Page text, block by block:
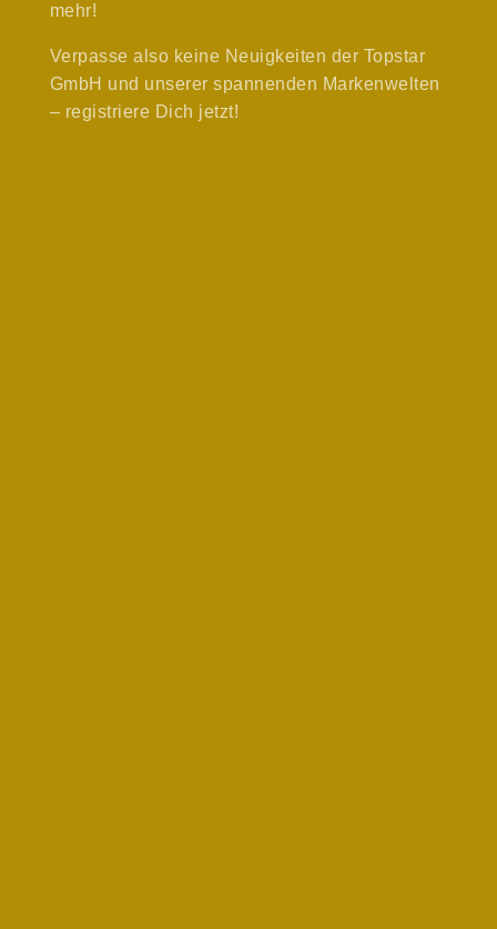
mehr!
Verpasse also keine Neuigkeiten der Topstar
GmbH und unserer spannenden Markenwelten
– registriere Dich jetzt!